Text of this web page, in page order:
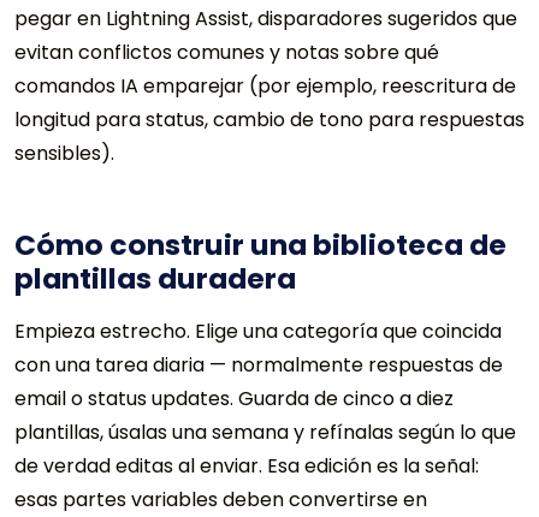
pegar en Lightning Assist, disparadores sugeridos que
evitan conflictos comunes y notas sobre qué
comandos IA emparejar (por ejemplo, reescritura de
longitud para status, cambio de tono para respuestas
sensibles).
Cómo construir una biblioteca de
plantillas duradera
Empieza estrecho. Elige una categoría que coincida
con una tarea diaria — normalmente respuestas de
email o status updates. Guarda de cinco a diez
plantillas, úsalas una semana y refínalas según lo que
de verdad editas al enviar. Esa edición es la señal:
esas partes variables deben convertirse en